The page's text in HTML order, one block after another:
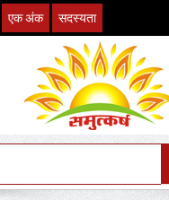
एक अंक सदस्यता